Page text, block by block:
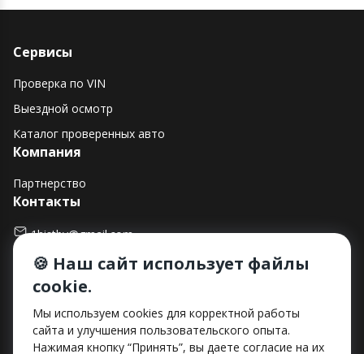
Сервисы
Проверка по VIN
Выездной осмотр
Каталог проверенных авто
Компания
Партнерство
Контакты
1histby@gmail.com
+375 (29) 182-90-00
г. Минск, ул. Макаенка, д. 12Е, пом. 282
Способы оплаты
🍪 Наш сайт использует файлы
cookie.
Мы используем cookies для корректной работы
сайта и улучшения пользовательского опыта.
Нажимая кнопку “Принять”, вы даете согласие на их